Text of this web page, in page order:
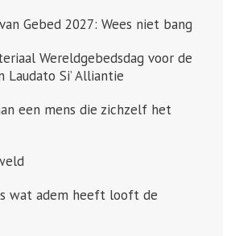
Gebed 2027: Wees niet bang
Wereldgebedsdag voor de
Laudato Si’ Alliantie
een mens die zichzelf het
wat adem heeft looft de